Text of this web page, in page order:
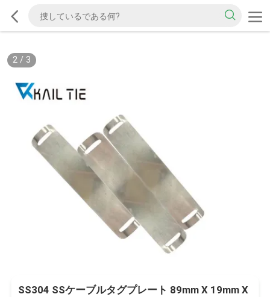
2/ 3
SS304 SSケーブルタグプレート 89mm X 19mm X